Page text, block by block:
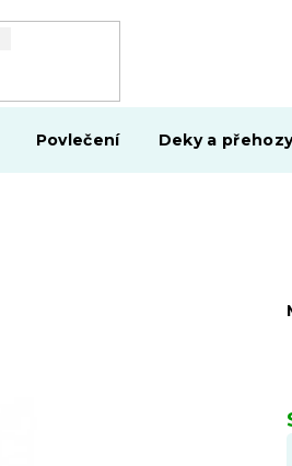
Povlečení Deky a